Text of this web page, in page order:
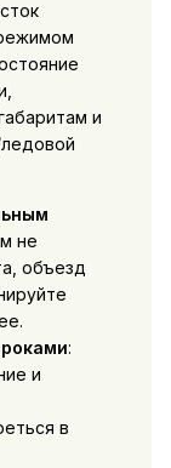
и
не
объезд
:
и
в